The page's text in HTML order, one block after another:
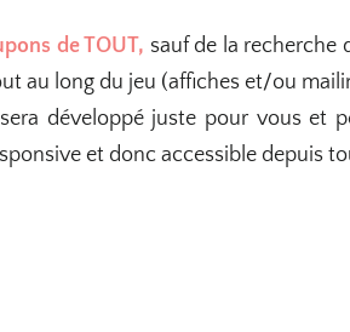
de TOUT, sauf de la recherche
au long du jeu (affiches et/ou
développé juste pour vous et
et donc accessible depuis